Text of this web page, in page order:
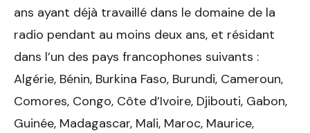
ans ayant déjà travaillé dans le domaine de la
radio pendant au moins deux ans, et résidant
dans l’un des pays francophones suivants :
Algérie, Bénin, Burkina Faso, Burundi, Cameroun,
Comores, Congo, Côte d’Ivoire, Djibouti, Gabon,
Guinée, Madagascar, Mali, Maroc, Maurice,